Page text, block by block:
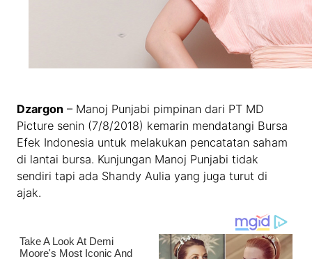
Dzargon – Manoj Punjabi pimpinan dari PT MD
Picture senin (7/8/2018) kemarin mendatangi Bursa
Efek Indonesia untuk melakukan pencatatan saham
di lantai bursa. Kunjungan Manoj Punjabi tidak
sendiri tapi ada Shandy Aulia yang juga turut di
ajak.